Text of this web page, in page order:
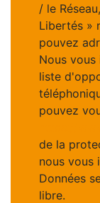
/ le
Libertés »
pouvez
Nous vous
liste
pouvez
de la
nous vous
Données
libre.